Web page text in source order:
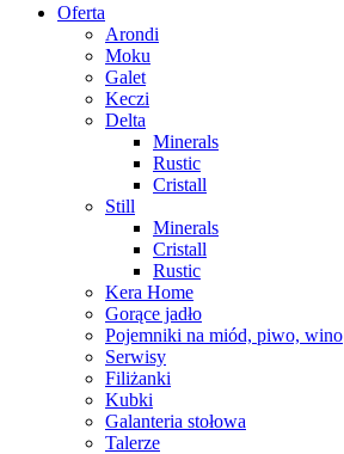
Oferta
Arondi
Moku
Galet
Keczi
Delta
Minerals
Rustic
Cristall
Still
Minerals
Cristall
Rustic
Kera Home
Gorące jadło
Pojemniki na miód, piwo, wino
Serwisy
Filiżanki
Kubki
Galanteria stołowa
Talerze